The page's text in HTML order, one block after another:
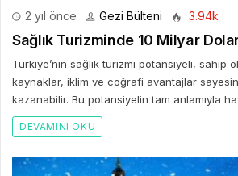
2 yıl önce Gezi Bülteni 3.94k
Sağlık Turizminde 10 Milyar
Türkiye’nin sağlık turizmi potansiyeli, sahip
kaynaklar, iklim ve coğrafi avantajlar
kazanabilir. Bu potansiyelin tam anlamıyla
DEVAMINI OKU